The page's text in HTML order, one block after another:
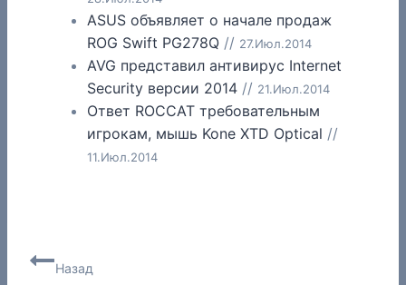
ASUS объявляет о начале продаж
ROG Swift PG278Q // 27.Июл.2014
AVG представил антивирус Internet
Security версии 2014 // 21.Июл.2014
Ответ ROCCAT требовательным
игрокам, мышь Kone XTD Optical //
11.Июл.2014
Навигация
Назад